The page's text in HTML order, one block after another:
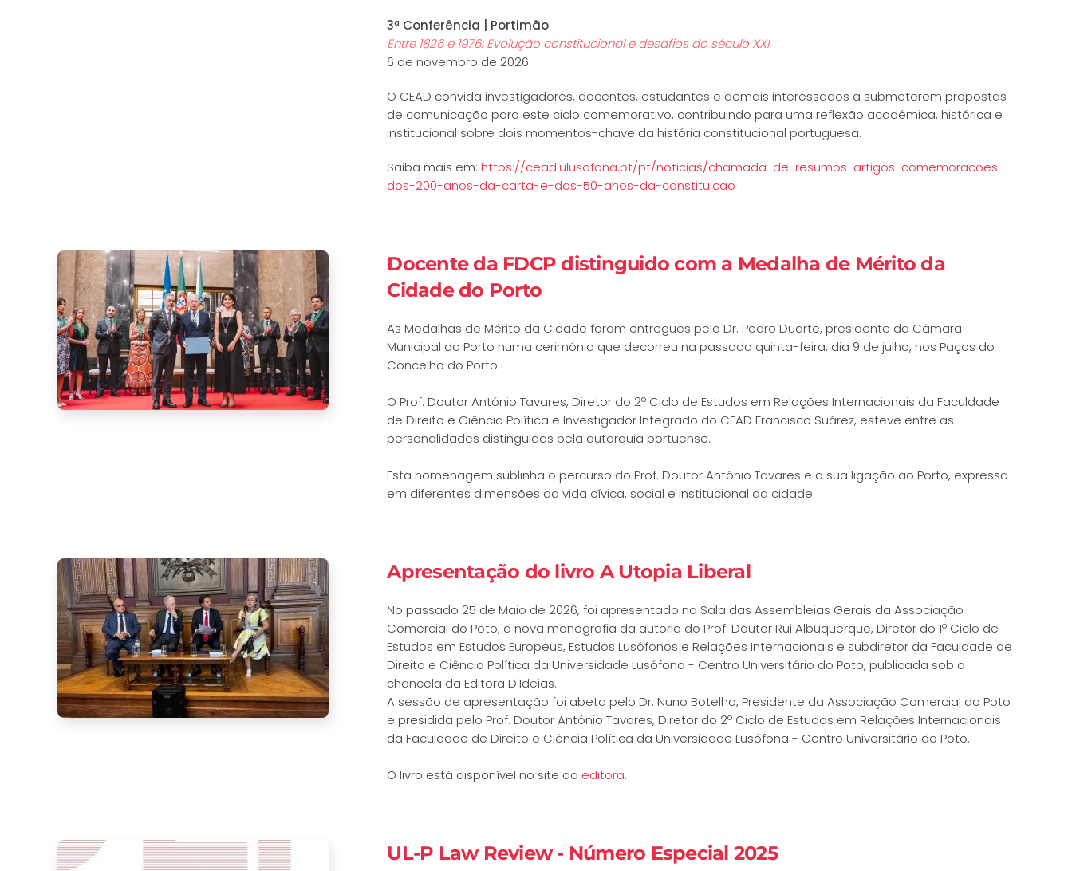
3ª Conferência | Portimão
Entre 1826 e 1976: Evolução constitucional e desafios do século XXI
6 de novembro de 2026
O CEAD convida investigadores, docentes, estudantes e demais interessados a submeterem propostas
de comunicação para este ciclo comemorativo, contribuindo para uma reflexão académica, histórica e
institucional sobre dois momentos-chave da história constitucional portuguesa.
Saiba mais em:https://cead.ulusofona.pt/pt/noticias/chamada-de-resumos-artigos-comemoracoes-
dos-200-anos-da-carta-e-dos-50-anos-da-constituicao
Docente da FDCP distinguido com a Medalha de Mérito da
Cidade do Porto
As Medalhas de Mérito da Cidade foram entregues pelo Dr. Pedro Duarte, presidente da Câmara
Municipal do Porto numa cerimónia que decorreu na passada quinta-feira, dia 9 de julho, nos Paços do
Concelho do Porto.
O Prof. Doutor António Tavares, Diretor do 2º Ciclo de Estudos em Relações Internacionais da Faculdade
de Direito e Ciência Política e Investigador Integrado do CEAD Francisco Suárez, esteve entre as
personalidades distinguidas pela autarquia portuense.
Esta homenagem sublinha o percurso do Prof. Doutor António Tavares e a sua ligação ao Porto, expressa
em diferentes dimensões da vida cívica, social e institucional da cidade.
Apresentação do livro A Utopia Liberal
No passado 25 de Maio de 2026, foi apresentado na Sala das Assembleias Gerais da Associação
Comercial do Poto, a nova monografia da autoria do Prof. Doutor Rui Albuquerque, Diretor do 1º Ciclo de
Estudos em Estudos Europeus, Estudos Lusófonos e Relações Internacionais e subdiretor da Faculdade de
Direito e Ciência Política da Universidade Lusófona - Centro Universitário do Poto, publicada sob a
chancela da Editora D'Ideias.
A sessão de apresentação foi abeta pelo Dr. Nuno Botelho, Presidente da Associação Comercial do Poto
e presidida pelo Prof. Doutor António Tavares, Diretor do 2º Ciclo de Estudos em Relações Internacionais
da Faculdade de Direito e Ciência Política da Universidade Lusófona - Centro Universitário do Poto.
O livro está disponível no site da editora.
UL-P Law Review - Número Especial 2025